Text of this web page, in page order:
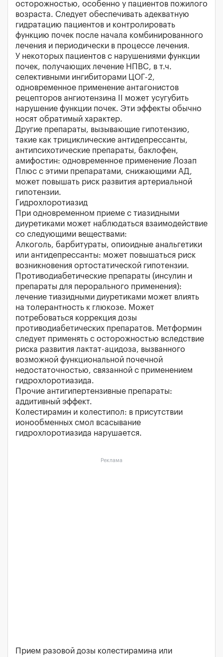
осторожностью, особенно у пациентов пожилого
возраста. Следует обеспечивать адекватную
гидратацию пациентов и контролировать
функцию почек после начала комбинированного
лечения и периодически в процессе лечения.
У некоторых пациентов с нарушениями функции
почек, получающих лечение НПВС, в т.ч.
селективными ингибиторами ЦОГ-2,
одновременное применение антагонистов
рецепторов ангиотензина II может усугубить
нарушение функции почек. Эти эффекты обычно
носят обратимый характер.
Другие препараты, вызывающие гипотензию,
такие как трициклические антидепрессанты,
антипсихотические препараты, баклофен,
амифостин: одновременное применение Лозап
Плюс с этими препаратами, снижающими АД,
может повышать риск развития артериальной
гипотензии.
Гидрохлоротиазид
При одновременном приеме с тиазидными
диуретиками может наблюдаться взаимодействие
со следующими веществами:
Алкоголь, барбитураты, опиоидные анальгетики
или антидепрессанты: может повышаться риск
возникновения ортостатической гипотензии.
Противодиабетические препараты (инсулин и
препараты для перорального применения):
лечение тиазидными диуретиками может влиять
на толерантность к глюкозе. Может
потребоваться коррекция дозы
противодиабетических препаратов. Метформин
следует применять с осторожностью вследствие
риска развития лактат-ацидоза, вызванного
возможной функциональной почечной
недостаточностью, связанной с применением
гидрохлоротиазида.
Прочие антигипертензивные препараты:
аддитивный эффект.
Колестирамин и колестипол: в присутствии
ионообменных смол всасывание
гидрохлоротиазида нарушается.
Реклама
Прием разовой дозы колестирамина или